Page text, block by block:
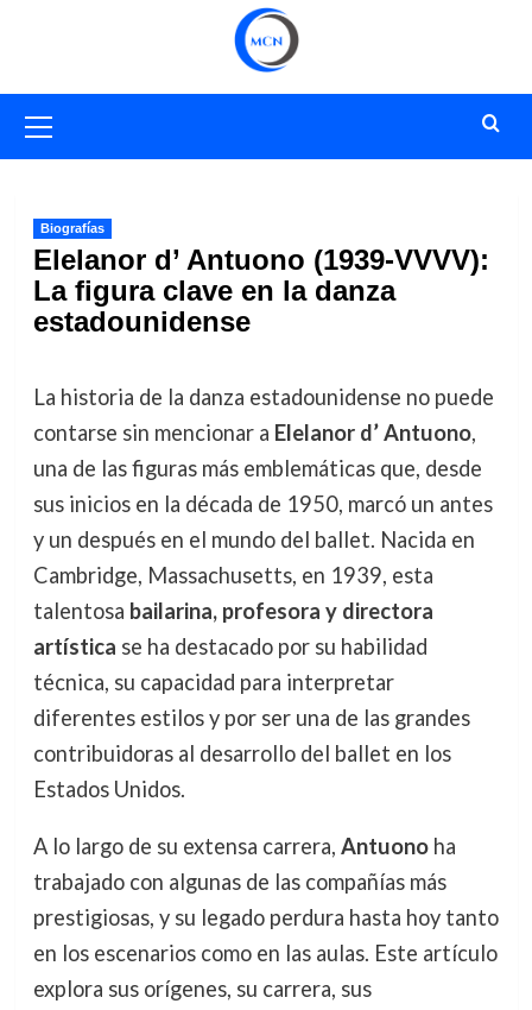
primario
Biografías
Elelanor d’ Antuono (1939-VVVV):
La figura clave en la danza
estadounidense
La historia de la danza estadounidense no puede
contarse sin mencionar a Elelanor d’ Antuono,
una de las figuras más emblemáticas que, desde
sus inicios en la década de 1950, marcó un antes
y un después en el mundo del ballet. Nacida en
Cambridge, Massachusetts, en 1939, esta
talentosa bailarina, profesora y directora
artística se ha destacado por su habilidad
técnica, su capacidad para interpretar
diferentes estilos y por ser una de las grandes
contribuidoras al desarrollo del ballet en los
Estados Unidos.
A lo largo de su extensa carrera, Antuonoha
trabajado con algunas de las compañías más
prestigiosas, y su legado perdura hasta hoy tanto
en los escenarios como en las aulas. Este artículo
explora sus orígenes, su carrera, sus